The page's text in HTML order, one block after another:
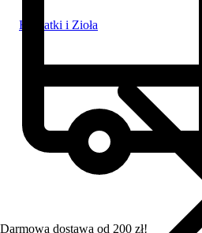
Darmowa dostawa od 200 zł!
Herbatki i Zioła